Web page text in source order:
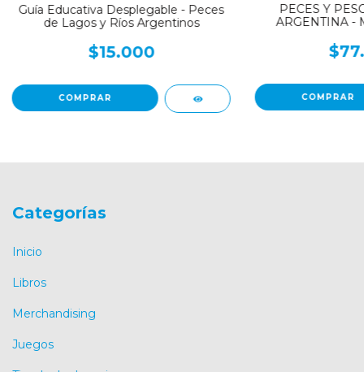
Guía Educativa Desplegable - Peces
de Lagos y Ríos Argentinos
$15.000
PECES Y
ARGENTINA -
Categorías
Inicio
Libros
Merchandising
Juegos